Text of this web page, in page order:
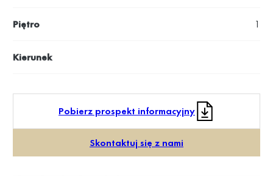
Piętro 1
Kierunek
Pobierz prospekt informacyjny
Skontaktuj się z nami